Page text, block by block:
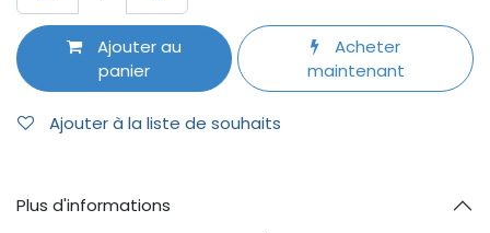
Ajouter au
panier
Acheter
maintenant
Ajouter à la liste de souhaits
Plus d'informations